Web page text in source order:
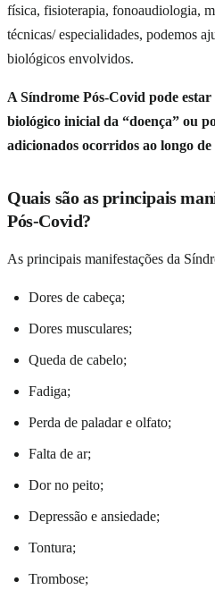
física, fisioterapia, fonoaudiologia,
técnicas/ especialidades, podemos
biológicos envolvidos.
A Síndrome Pós-Covid pode
biológico inicial da “doença” ou
adicionados ocorridos ao longo
Quais são as principais
Pós-Covid?
As principais manifestações da
Dores de cabeça;
Dores musculares;
Queda de cabelo;
Fadiga;
Perda de paladar e olfato;
Falta de ar;
Dor no peito;
Depressão e ansiedade;
Tontura;
Trombose;